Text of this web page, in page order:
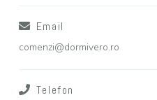
Email
comenzi@dormivero.ro
Telefon